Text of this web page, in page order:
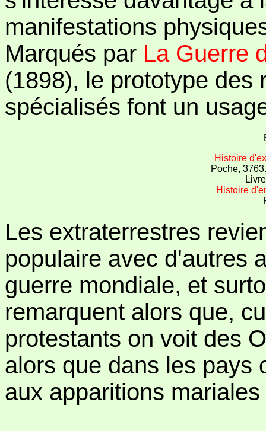
manifestations
Marqués par La Guerre
(1898), le prototype des
spécialisés font un
Histoire
Poche,
Histoire
Les extraterrestres
populaire avec d'autres
guerre mondiale, et
remarquent alors que,
protestants on voit des
alors que dans les pays
aux apparitions